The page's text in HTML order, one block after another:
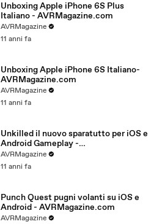
Unboxing Apple iPhone 6S Plus
Italiano - AVRMagazine.com
AVRMagazine
11 anni fa
Unboxing Apple iPhone 6S Italiano-
AVRMagazine.com
AVRMagazine
11 anni fa
Unkilled il nuovo sparatutto per iOS e
Android Gameplay -
AVRMagazine.com
AVRMagazine
11 anni fa
Punch Quest pugni volanti su iOS e
Android - AVRMagazine.com
AVRMagazine